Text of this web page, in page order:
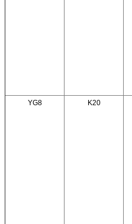
YG8 K20